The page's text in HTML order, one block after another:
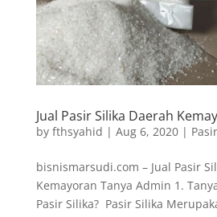
Jual Pasir Silika Daerah
by fthsyahid | Aug 6, 2020|
bisnismarsudi.com – Jual Pasir
Kemayoran Tanya Admin 1.
Pasir Silika? Pasir Silika